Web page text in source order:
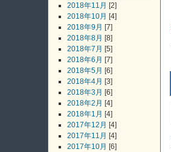
2018年11月 [2]
2018年10月 [4]
2018年9月 [7]
2018年8月 [8]
2018年7月 [5]
2018年6月 [7]
2018年5月 [6]
2018年4月 [3]
2018年3月 [6]
2018年2月 [4]
2018年1月 [4]
2017年12月 [4]
2017年11月 [4]
2017年10月 [6]